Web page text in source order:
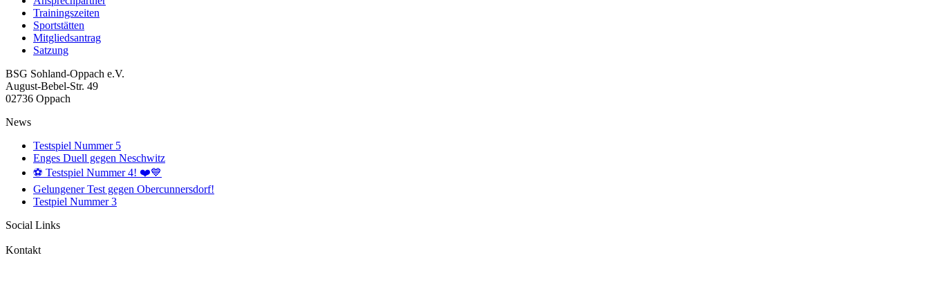
Trainingszeiten
Sportstätten
Mitgliedsantrag
Satzung
BSG Sohland-Oppach e.V.
August-Bebel-Str. 49
02736 Oppach
News
Testspiel Nummer 5
Enges Duell gegen Neschwitz
⚽️ Testspiel Nummer 4! ❤️💙
Gelungener Test gegen Obercunnersdorf!
Testpiel Nummer 3
Social Links
Kontakt